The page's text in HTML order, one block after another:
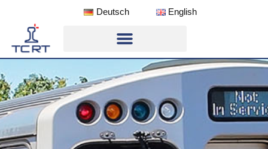
Deutsch English